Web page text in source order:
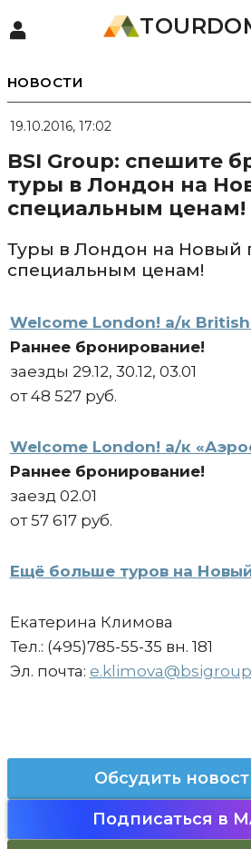
НОВОСТИ
19.10.2016, 17:02
BSI Group: спешите
туры в Лондон на
специальным ценам!
Туры в Лондон на Новый
специальным ценам!
Welcome London! а/к
Раннее бронирование!
заезды 29.12, 30.12, 03.01
от 48 527 руб.
Welcome London! а/к
Раннее бронирование!
заезд 02.01
от 57 617 руб.
Ещё больше туров на
Екатерина Климова
Тел.: (495)785-55-35 вн. 181
Эл. почта:
Обсудить
Подписаться в